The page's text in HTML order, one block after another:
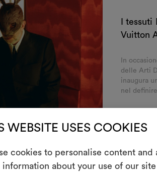
WEBSITE USES COOKIES
cookies to personalise content
information about your use of our
di Deborah Levy
I
Vuitton
In
delle Arti
inaugura
nel